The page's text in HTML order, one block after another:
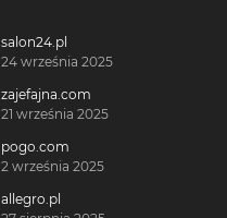
salon24.pl
24 września 2025
zajefajna.com
21 września 2025
pogo.com
2 września 2025
allegro.pl